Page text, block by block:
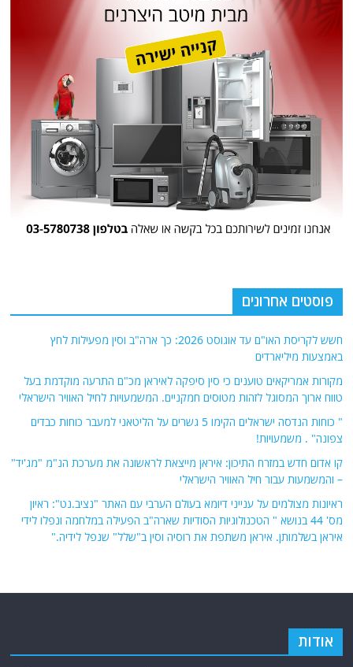
פוסטים אחרונים
חשש לקריסת האו"ם עד אוגוסט 2026: כך ארה"ב וסין מפעילות לחץ
באמצעות מיליארדים
מקורות אמריקאים טוענים כי סין סיפקה לאיראן מכ"ם התרעה מוקדמת בעל
טווח ארוך המסוגל לזהות מטוסים חמקניים. המשמעויות לחיל האוויר הישראלי
" כוחות הנדסה ישראלים הקימו 5 גשרים על הליטאני למעבר כוחות כבדים
צפונה" . משמעויות!
קו אדום חדש במזרח התיכון: איראן מייצאת לראשונה את מערכת הנ"מ "מג'יד"
– והמשמעות עבור חיל האוויר הישראלי
ראיונות מצולמים על ענייני דיומא בעולם הערבי עם האתר "נציב.נט": ראיון
מס' 44 בנושא " הטכנולוגיות הסודיות שארה"ב הפעילה במלחמה ונפלו לידי
איראן בשלמותן. איראן משתפת את רוסיה וסין ב"שלל" שנפל לידיה."
אודות